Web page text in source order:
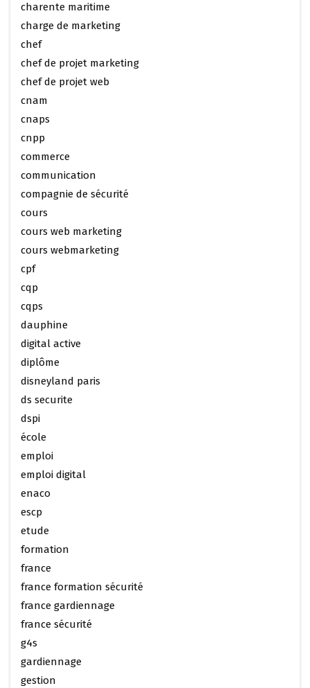
charente maritime
charge de marketing
chef
chef de projet marketing
chef de projet web
cnam
cnaps
cnpp
commerce
communication
compagnie de sécurité
cours
cours web marketing
cours webmarketing
cpf
cqp
cqps
dauphine
digital active
diplôme
disneyland paris
ds securite
dspi
école
emploi
emploi digital
enaco
escp
etude
formation
france
france formation sécurité
france gardiennage
france sécurité
g4s
gardiennage
gestion